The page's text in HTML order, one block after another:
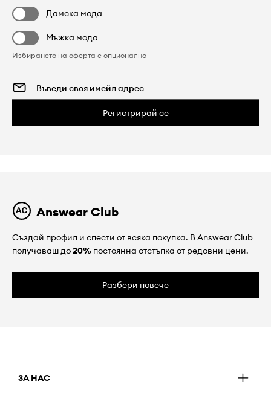
Дамска мода
Мъжка мода
Избирането на оферта е опционално
Регистрирай се
Answear Club
Създай профил и спести от всяка покупка. В Answear Club
получаваш до20% постоянна отстъпка от редовни цени.
Разбери повече
ЗА НАС